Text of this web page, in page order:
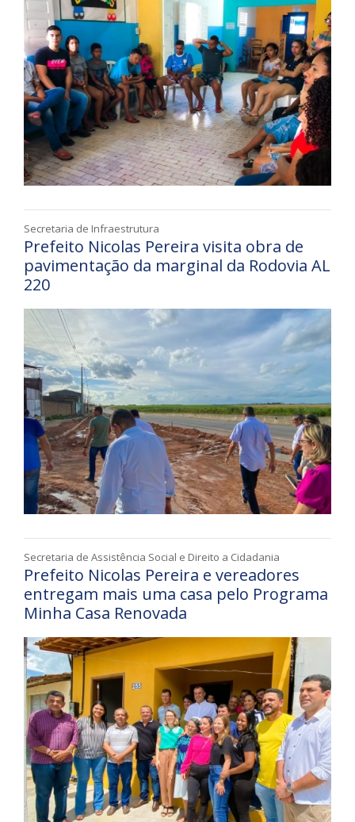
Secretaria de Infraestrutura
Prefeito Nicolas Pereira visita obra de
pavimentação da marginal da Rodovia AL
220
Secretaria de Assistência Social e Direito a Cidadania
Prefeito Nicolas Pereira e vereadores
entregam mais uma casa pelo Programa
Minha Casa Renovada